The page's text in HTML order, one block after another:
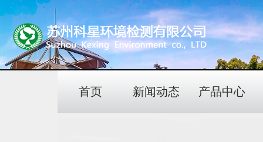
首页 新闻动态 产品中心